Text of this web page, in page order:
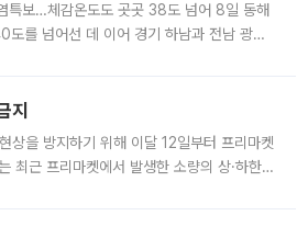
보…체감온도도 곳곳 38도 넘어 8일 동해
도를 넘어선 데 이어 경기 하남과 전남 광양
지
상을 방지하기 위해 이달 12일부터 프리마켓
최근 프리마켓에서 발생한 소량의 상·하한